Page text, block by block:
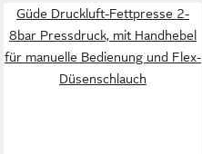
Güde Druckluft-Fettpresse 2-
8bar Pressdruck, mit Handhebel
für manuelle Bedienung und Flex-
Düsenschlauch